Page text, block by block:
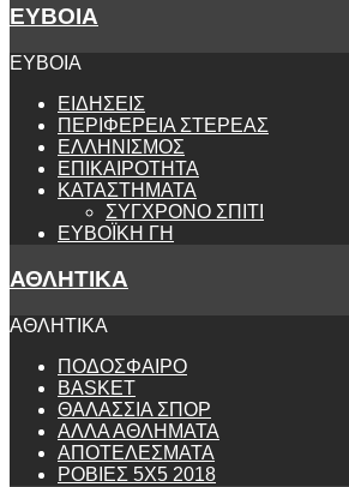
ΕΥΒΟΙΑ
ΕΥΒΟΙΑ
ΕΙΔΗΣΕΙΣ
ΠΕΡΙΦΕΡΕΙΑ ΣΤΕΡΕΑΣ
ΕΛΛΗΝΙΣΜΟΣ
ΕΠΙΚΑΙΡΟΤΗΤΑ
ΚΑΤΑΣΤΗΜΑΤΑ
ΣΥΓΧΡΟΝΟ ΣΠΙΤΙ
ΕΥΒΟΪΚΗ ΓΗ
ΑΘΛΗΤΙΚΑ
ΑΘΛΗΤΙΚΑ
ΠΟΔΟΣΦΑΙΡΟ
BASKET
ΘΑΛΑΣΣΙΑ ΣΠΟΡ
ΑΛΛΑ ΑΘΛΗΜΑΤΑ
ΑΠΟΤΕΛΕΣΜΑΤΑ
ΡΟΒΙΕΣ 5Χ5 2018